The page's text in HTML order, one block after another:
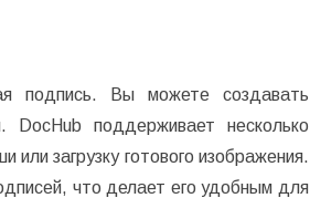
подпись. Вы можете создавать
поддерживает несколько
загрузку готового изображения.
что делает его удобным для